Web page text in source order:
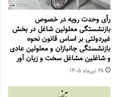
رأی وحدت رویه در خصوص
بازنشستگی معلولین شاغل در بخش
غیردولتی بر اساس قانون نحوه
بازنشستگی جانبازان و معلولین عادی
و شاغلین مشاغل سخت و زیان آور
۲۸ تیر‌ماه ۱۴۰۵